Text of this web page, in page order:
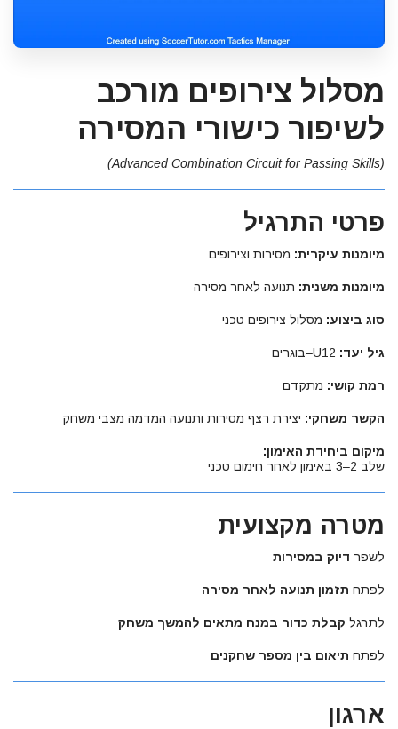
מסלול צירופים מורכב
לשיפור כישורי המסירה
(Advanced Combination Circuit for Passing Skills)
פרטי התרגיל
מיומנות עיקרית: מסירות וצירופים
מיומנות משנית: תנועה לאחר מסירה
סוג ביצוע: מסלול צירופים טכני
גיל יעד:
רמת קושי: מתקדם
הקשר משחקי: יצירת רצף מסירות ותנועה המדמה מצבי משחק
מיקום ביחידת האימון:
שלב 2–3 באימון לאחר חימום טכני
מטרה מקצועית
לשפר דיוק במסירות
לפתח תזמון תנועה לאחר מסירה
לתרגל קבלת כדור במנח מתאים להמשך משחק
לפתח תיאום בין מספר שחקנים
ארגון